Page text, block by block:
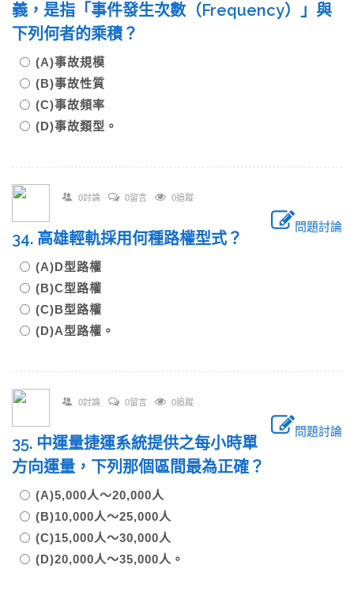
義，是指「事件發生次數（Frequency）」與
下列何者的乘積？
(A)事故規模
(B)事故性質
(C)事故頻率
(D)事故類型。
0討論 0留言 0追蹤
問題討論
34. 高雄輕軌採用何種路權型式？
(A)D型路權
(B)C型路權
(C)B型路權
(D)A型路權。
0討論 0留言 0追蹤
問題討論
35. 中運量捷運系統提供之每小時單
方向運量，下列那個區間最為正確？
(A)5,000人～20,000人
(B)10,000人～25,000人
(C)15,000人～30,000人
(D)20,000人～35,000人。